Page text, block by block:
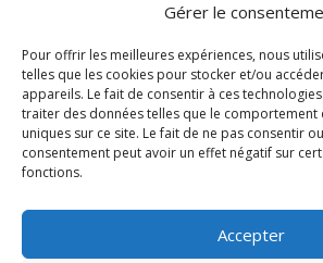
Gérer le
Pour offrir les meilleures expériences, nous
telles que les cookies pour stocker et/ou
appareils. Le fait de consentir à ces
traiter des données telles que le comportement
uniques sur ce site. Le fait de ne pas consentir
consentement peut avoir un effet négatif sur
fonctions.
Accepter
06 Juil 2026
Étude d’évaluabilité des Structures
d’accompagnement à l’autocréation
01 Juil 2026
Pénurie du personnel infirmier :quels
Wallonie ?